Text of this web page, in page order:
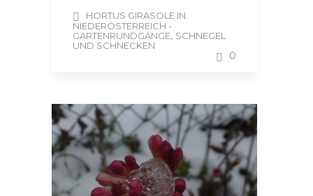
HORTUS GIRASOLE IN
NIEDERÖSTERREICH -
GARTENRUNDGÄNGE, SCHNEGEL
UND SCHNECKEN
0